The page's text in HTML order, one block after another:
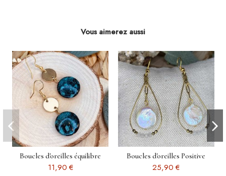
Vous aimerez aussi
Boucles d'oreilles équilibre
11,90 €
Boucles d'oreilles Positive
25,90 €